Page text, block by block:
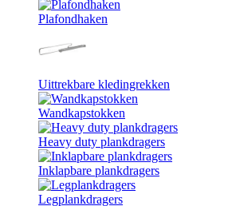
Plafondhaken
Uittrekbare kledingrekken
Wandkapstokken
Heavy duty plankdragers
Inklapbare plankdragers
Legplankdragers